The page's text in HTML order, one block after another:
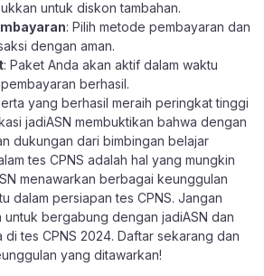
untuk diskon tambahan.
: Pilih metode pembayaran dan
dengan aman.
: Paket Anda akan aktif dalam waktu
berhasil.
yang berhasil meraih peringkat tinggi
jadiASN membuktikan bahwa dengan
dukungan dari bimbingan belajar
tes CPNS adalah hal yang mungkin
menawarkan berbagai keunggulan
dalam persiapan tes CPNS. Jangan
bergabung dengan jadiASN dan
di tes CPNS 2024. Daftar sekarang dan
yang ditawarkan!